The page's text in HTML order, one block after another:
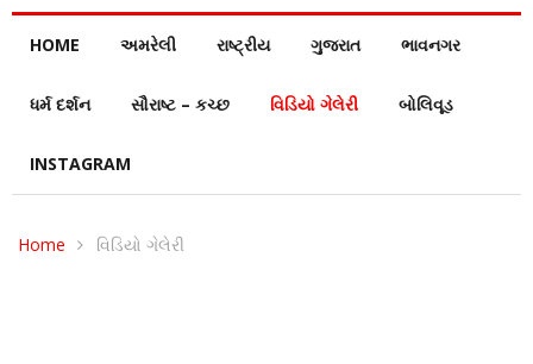
HOME અમરેલી રાષ્ટ્રીય ગુજરાત ભાવનગર
ધર્મ દર્શન સૌરાષ્ટ – કચ્છ વિડિયો ગેલેરી બોલિવૂડ
INSTAGRAM
Home વિડિયો ગેલેરી